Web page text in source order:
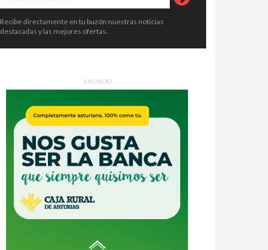
Recibe directamente en tu buzón nuestras noticias
destacadas y las mejores ofertas.
ANUNCIO